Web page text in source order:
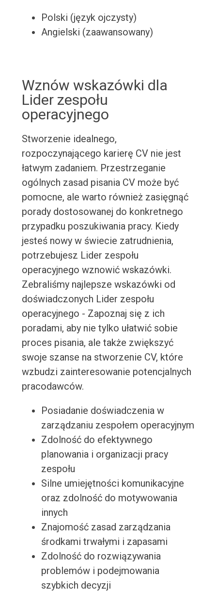
Polski (język ojczysty)
Angielski (zaawansowany)
Wznów wskazówki dla
Lider zespołu
operacyjnego
Stworzenie idealnego,
rozpoczynającego karierę CV nie jest
łatwym zadaniem. Przestrzeganie
ogólnych zasad pisania CV może być
pomocne, ale warto również zasięgnąć
porady dostosowanej do konkretnego
przypadku poszukiwania pracy. Kiedy
jesteś nowy w świecie zatrudnienia,
potrzebujesz Lider zespołu
operacyjnego wznowić wskazówki.
Zebraliśmy najlepsze wskazówki od
doświadczonych Lider zespołu
operacyjnego - Zapoznaj się z ich
poradami, aby nie tylko ułatwić sobie
proces pisania, ale także zwiększyć
swoje szanse na stworzenie CV, które
wzbudzi zainteresowanie potencjalnych
pracodawców.
Posiadanie doświadczenia w
zarządzaniu zespołem operacyjnym
Zdolność do efektywnego
planowania i organizacji pracy
zespołu
Silne umiejętności komunikacyjne
oraz zdolność do motywowania
innych
Znajomość zasad zarządzania
środkami trwałymi i zapasami
Zdolność do rozwiązywania
problemów i podejmowania
szybkich decyzji